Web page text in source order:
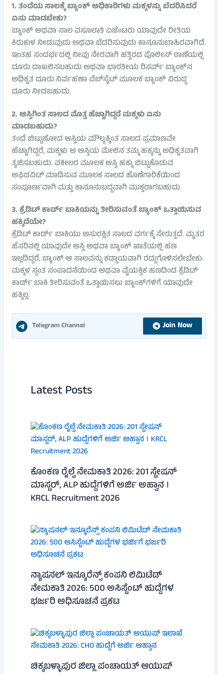
1. ತಂದೆಯ ಸಾಲಕ್ಕೆ ಬ್ಯಾಂಕ್ ಅಧಿಕಾರಿಗಳು ಮಕ್ಕಳನ್ನು ಬೆದರಿಸಿದರೆ
ಏನು ಮಾಡಬೇಕು?
ಬ್ಯಾಂಕ್ ಅಥವಾ ಸಾಲ ವಸೂಲಾತಿ ಏಜೆಂಟರು ಯಾವುದೇ ರೀತಿಯ
ಕಿರುಕುಳ ನೀಡುವುದು ಅಥವಾ ಬೆದರಿಸುವುದು ಕಾನೂನುಬಾಹಿರವಾಗಿದೆ.
ಇಂತಹ ಸಂದರ್ಭದಲ್ಲಿ ನೀವು ನೇರವಾಗಿ ಹತ್ತಿರದ ಪೊಲೀಸ್ ಠಾಣೆಯಲ್ಲಿ
ದೂರು ದಾಖಲಿಸಬಹುದು ಅಥವಾ ಭಾರತೀಯ ರಿಸರ್ವ್ ಬ್ಯಾಂಕ್‌ನ
ಅಧಿಕೃತ ದೂರು ನಿರ್ವಹಣಾ ವೆಬ್‌ಸೈಟ್ ಮೂಲಕ ಬ್ಯಾಂಕ್ ವಿರುದ್ಧ
ದೂರು ನೀಡಬಹುದು.
2. ಆಸ್ತಿಗಿಂತ ಸಾಲದ ಮೊತ್ತ ಹೆಚ್ಚಾಗಿದ್ದರೆ ಮಕ್ಕಳು ಏನು
ಮಾಡಬಹುದು?
ತಂದೆ ಬಿಟ್ಟುಹೋದ ಆಸ್ತಿಯ ಮೌಲ್ಯಕ್ಕಿಂತ ಸಾಲದ ಪ್ರಮಾಣವೇ
ಹೆಚ್ಚಾಗಿದ್ದರೆ, ಮಕ್ಕಳು ಆ ಆಸ್ತಿಯ ಮೇಲಿನ ತಮ್ಮ ಹಕ್ಕನ್ನು ಅಧಿಕೃತವಾಗಿ
ತ್ಯಜಿಸಬಹುದು. ವಕೀಲರ ಮೂಲಕ ಆಸ್ತಿ ಹಕ್ಕು ಬಿಟ್ಟುಕೊಡುವ
ಅಫಿಡವಿಟ್ ಮಾಡಿಸುವ ಮೂಲಕ ಸಾಲದ ಹೊಣೆಗಾರಿಕೆಯಿಂದ
ಸಂಪೂರ್ಣವಾಗಿ ಮತ್ತು ಕಾನೂನುಬದ್ಧವಾಗಿ ಮುಕ್ತರಾಗಬಹುದು.
3. ಕ್ರೆಡಿಟ್ ಕಾರ್ಡ್ ಬಾಕಿಯನ್ನು ತೀರಿಸುವಂತೆ ಬ್ಯಾಂಕ್ ಒತ್ತಾಯಿಸುವ
ಹಕ್ಕಿದೆಯೇ?
ಕ್ರೆಡಿಟ್ ಕಾರ್ಡ್ ಬಾಕಿಯು ಅಸುರಕ್ಷಿತ ಸಾಲದ ವರ್ಗಕ್ಕೆ ಸೇರುತ್ತದೆ. ಮೃತರ
ಹೆಸರಿನಲ್ಲಿ ಯಾವುದೇ ಆಸ್ತಿ ಅಥವಾ ಬ್ಯಾಂಕ್ ಖಾತೆಯಲ್ಲಿ ಹಣ
ಇಲ್ಲದಿದ್ದರೆ, ಬ್ಯಾಂಕ್ ಆ ಸಾಲವನ್ನು ಕಡ್ಡಾಯವಾಗಿ ರದ್ದುಗೊಳಿಸಲೇಬೇಕು.
ಮಕ್ಕಳ ಸ್ವಂತ ಸಂಪಾದನೆಯಿಂದ ಅಥವಾ ವೈಯಕ್ತಿಕ ಹಣದಿಂದ ಕ್ರೆಡಿಟ್
ಕಾರ್ಡ್ ಬಾಕಿ ತೀರಿಸುವಂತೆ ಒತ್ತಾಯಿಸಲು ಬ್ಯಾಂಕ್‌ಗಳಿಗೆ ಯಾವುದೇ
ಹಕ್ಕಿಲ್ಲ.
Telegram Channel Join Now
Latest Posts
ಕೊಂಕಣ ರೈಲ್ವೆ ನೇಮಕಾತಿ 2026: 201 ಸ್ಟೇಷನ್
ಮಾಸ್ಟರ್, ALP ಹುದ್ದೆಗಳಿಗೆ ಅರ್ಜಿ ಅಹ್ವಾನ ।
KRCL Recruitment 2026
ನ್ಯಾಷನಲ್ ಇನ್ಶೂರೆನ್ಸ್ ಕಂಪನಿ ಲಿಮಿಟೆಡ್
ನೇಮಕಾತಿ 2026: 500 ಅಸಿಸ್ಟೆಂಟ್ ಹುದ್ದೆಗಳ
ಭರ್ಜರಿ ಅಧಿಸೂಚನೆ ಪ್ರಕಟ
ಚಿಕ್ಕಬಳ್ಳಾಪುರ ಜಿಲ್ಲಾ ಪಂಚಾಯತ್ ಆಯುಷ್